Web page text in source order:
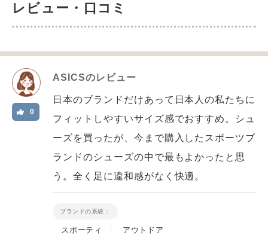
レビュー・口コミ
ASICSのレビュー
0
日本のブランドだけあって日本人の私たちに
フィットしやすいサイズ感でおすすめ。シュ
ーズを買ったが、今まで購入したスポーツブ
ランドのシューズの中で最もよかったと思
う。全く足に違和感がなく快適。
ブランドの系統：
スポーティ アウトドア